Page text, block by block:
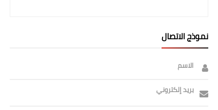
نموذج الاتصال
الاسم
بريد إلكتروني